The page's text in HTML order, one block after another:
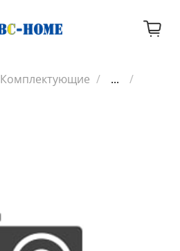
Комплектующие
...